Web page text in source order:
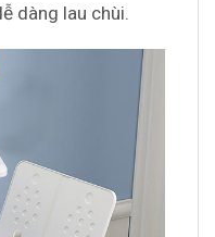
dàng lau chùi.